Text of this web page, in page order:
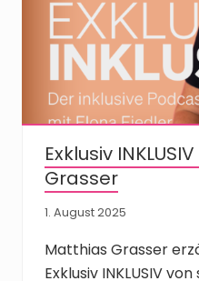
Exklusiv
Grasser
1. August 2025
Matthias Grasser
Exklusiv INKLUSIV